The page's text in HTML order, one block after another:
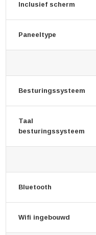
Inclusief scherm
Paneeltype
Besturingssysteem
Taal
besturingssysteem
Bluetooth
Wifi ingebouwd